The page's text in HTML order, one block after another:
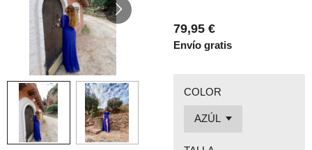
79,95 €
Envío gratis
COLOR